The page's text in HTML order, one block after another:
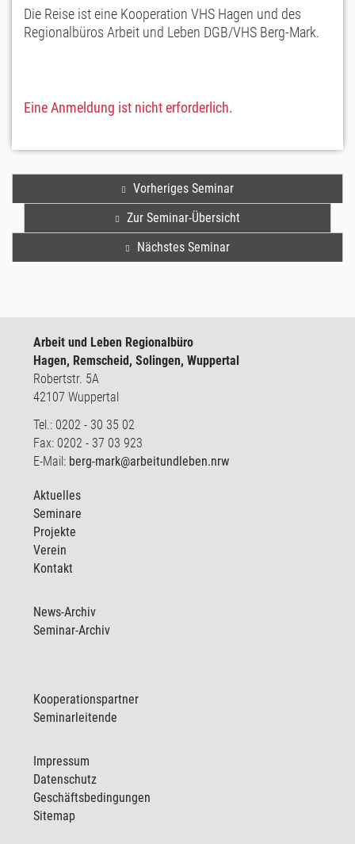
Die Reise ist eine Kooperation VHS Hagen und des
Regionalbüros Arbeit und Leben DGB/VHS Berg-Mark.
Eine Anmeldung ist nicht erforderlich.
Vorheriges Seminar
Zur Seminar-Übersicht
Nächstes Seminar
Arbeit und Leben Regionalbüro
Hagen, Remscheid, Solingen, Wuppertal
Robertstr. 5A
42107 Wuppertal
Tel.: 0202 - 30 35 02
Fax: 0202 - 37 03 923
E-Mail: berg-mark@arbeitundleben.nrw
Aktuelles
Seminare
Projekte
Verein
Kontakt
News-Archiv
Seminar-Archiv
Kooperationspartner
Seminarleitende
Impressum
Datenschutz
Geschäftsbedingungen
Sitemap